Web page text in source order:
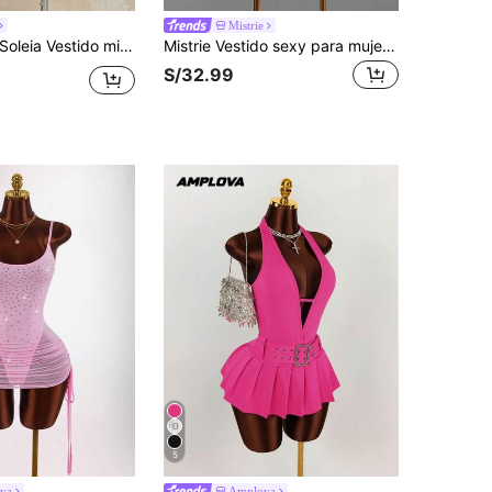
Soleia Vestido mini de mujer para vacaciones en la playa con degradado, espalda descubierta y cuello halter
Mistrie
Mistrie Vestido sexy para mujer con cuello halter, espalda descubierta, letras y pedrería para citas y fiestas
S/32.99
5